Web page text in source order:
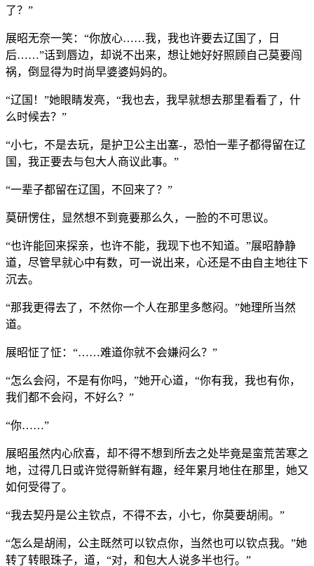
了？”
展昭无奈一笑：“你放心……我，我也许要去辽国了，日
后……”话到唇边，却说不出来，想让她好好照顾自己莫要闯
祸，倒显得为时尚早婆婆妈妈的。
“辽国！”她眼睛发亮，“我也去，我早就想去那里看看了，什
么时候去？”
“小七，不是去玩，是护卫公主出塞-，恐怕一辈子都得留在辽
国，我正要去与包大人商议此事。”
“一辈子都留在辽国，不回来了？”
莫研愣住，显然想不到竟要那么久，一脸的不可思议。
“也许能回来探亲，也许不能，我现下也不知道。”展昭静静
道，尽管早就心中有数，可一说出来，心还是不由自主地往下
沉去。
“那我更得去了，不然你一个人在那里多憋闷。”她理所当然
道。
展昭怔了怔：“……难道你就不会嫌闷么？”
“怎么会闷，不是有你吗，”她开心道，“你有我，我也有你，
我们都不会闷，不好么？”
“你……”
展昭虽然内心欣喜，却不得不想到所去之处毕竟是蛮荒苦寒之
地，过得几日或许觉得新鲜有趣，经年累月地住在那里，她又
如何受得了。
“我去契丹是公主钦点，不得不去，小七，你莫要胡闹。”
“怎么是胡闹，公主既然可以钦点你，当然也可以钦点我。”她
转了转眼珠子，道，“对，和包大人说多半也行。”